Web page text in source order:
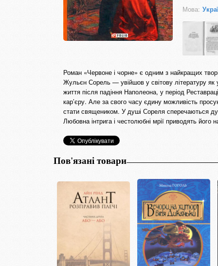
Мова:
Роман «Червоне і чорне» є одним з найкращих
Жульєн Сорель — увійшов у світову літературу як
життя після падіння Наполеона, у період
кар’єру. Але за свого часу єдину можливість
стати священиком. У душі Сореля сперечаються
Любовна інтрига і честолюбні мрії приводять його
Пов'язані товари